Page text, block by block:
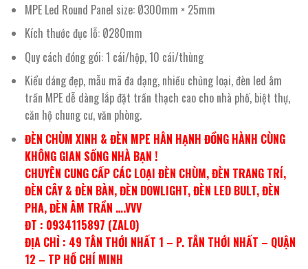
MPE Led Round Panel size: Ø300mm × 25mm
Kích thước đục lỗ: Ø280mm
Quy cách đóng gói: 1 cái/hộp, 10 cái/thùng
Kiểu dáng đẹp, mẫu mã đa dạng, nhiều chủng loại, đèn led âm
trần MPE dễ dàng lắp đặt trần thạch cao cho nhà phố, biệt thự,
căn hộ chung cư, văn phòng.
ĐÈN CHÙM XINH & ĐÈN MPE HÂN HẠNH ĐỒNG HÀNH CÙNG
KHÔNG GIAN SỐNG NHÀ BẠN !
CHUYÊN CUNG CẤP CÁC LOẠI ĐÈN CHÙM, ĐÈN TRANG TRÍ,
ĐÈN CÂY & ĐÈN BÀN, ĐÈN DOWLIGHT, ĐÈN LED BULT, ĐÈN
PHA, ĐÈN ÂM TRẦN ….VVV
ĐT : 0934115897 (ZALO)
ĐỊA CHỈ : 49 TÂN THỚI NHẤT 1 – P. TÂN THỚI NHẤT – QUẬN
12 – TP HỒ CHÍ MINH